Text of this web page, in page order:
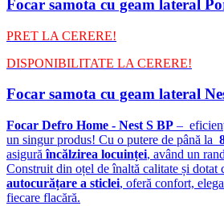
Focar samota cu geam lateral
PRET LA CERERE!
DISPONIBILITATE LA CERERE!
Focar samota cu geam lateral
Focar Defro Home - Nest S BP –
un singur produs! Cu o putere de până la
asigurăîncălzirea locuinței, având un
Construit din oțel de înaltă calitate și dotat
autocurățare a sticlei, oferă confort,
fiecare flacără.